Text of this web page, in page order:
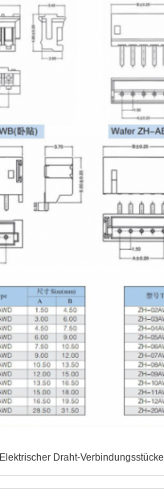
Elektrischer Draht-Verbindungsstücke